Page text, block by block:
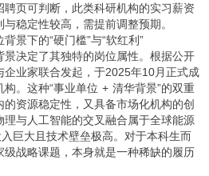
页可判断，此类科研机构的实习薪资
稳定性较高，需提前调整预期。
景下的“硬门槛”与“软红利”
决定了其独特的岗位属性。根据公开
企业家联合发起，于2025年10月正式成
。这种“事业单位 + 清华背景”的双重
资源稳定性，又具备市场化机构的创
与人工智能的交叉融合属于全球能源
巨大且技术壁垒极高。对于本科生而
战略课题，本身就是一种稀缺的履历